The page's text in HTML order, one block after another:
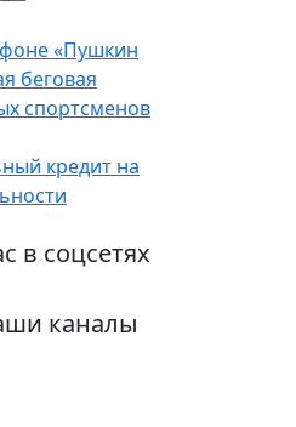
«Пушкин
беговая
спортсменов
кредит на
в соцсетях
каналы